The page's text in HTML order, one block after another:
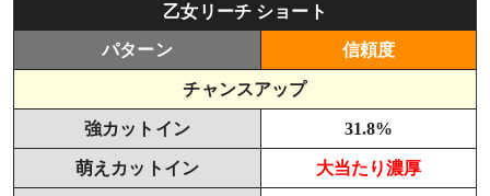
乙女リーチ ショート
パターン 信頼度
チャンスアップ
強カットイン 31.8%
萌えカットイン 大当たり濃厚